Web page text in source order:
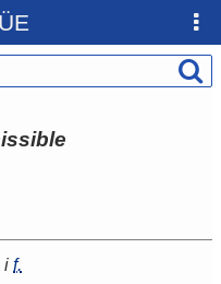
i f.